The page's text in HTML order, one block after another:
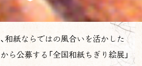
和紙ならではの風合いを活かした
ら公募する「全国和紙ちぎり絵展」